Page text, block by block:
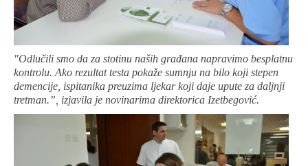
"Odlučili smo da za stotinu naših građana napravimo besplatnu
kontrolu. Ako rezultat testa pokaže sumnju na bilo koji stepen
demencije, ispitanika preuzima ljekar koji daje upute za daljnji
tretman.”, izjavila je novinarima direktorica Izetbegović.